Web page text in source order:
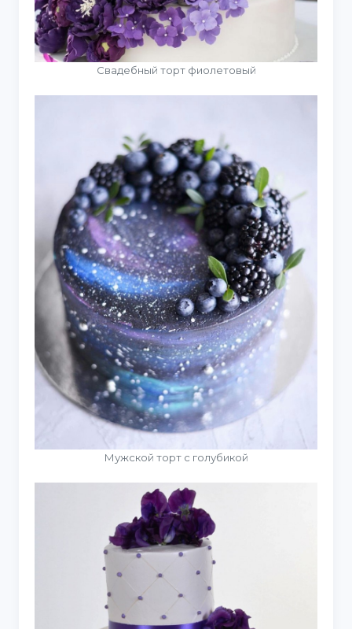
Свадебный торт фиолетовый
Мужской торт с голубикой